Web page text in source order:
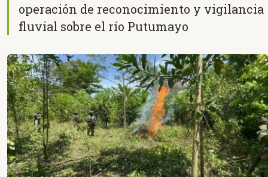
operación de reconocimiento y vigilancia
fluvial sobre el río Putumayo